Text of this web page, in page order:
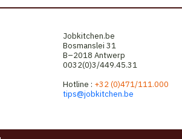
Jobkitchen.be
Bosmanslei 31
B–2018 Antwerp
0032(0)3/449.45.31
Hotline : +32 (0)471/111.000
tips@jobkitchen.be